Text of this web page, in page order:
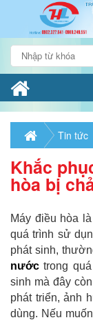
Tin tức
Khắc
hòa bị
Máy điều hòa
quá trình sử
phát sinh,
nước trong
sinh mà đây
phát triển, ảnh
dùng. Nếu